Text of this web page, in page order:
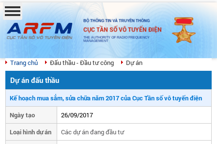
BỘ THÔNG TIN VÀ TRUYỀN THÔNG
CỤC TẦN SỐ VÔ TUYẾN ĐIỆN
THE AUTHORITY OF RADIO FREQUENCY
MANAGEMENT
Trang chủ Đấu thầu - Đầu tư công Dự án
Dự án đấu thầu
Kế hoạch mua sắm, sửa chữa năm 2017 của Cục Tần số vô tuyến điện
Ngày tạo
26/09/2017
Loại hình dự án
Các dự án đang đầu tư